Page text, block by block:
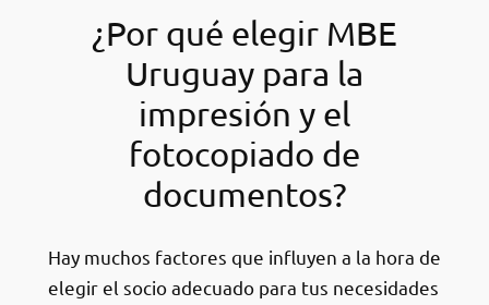
¿Por qué elegir MBE
Uruguay para la
impresión y el
fotocopiado de
documentos?
Hay muchos factores que influyen a la hora de
elegir el socio adecuado para tus necesidades